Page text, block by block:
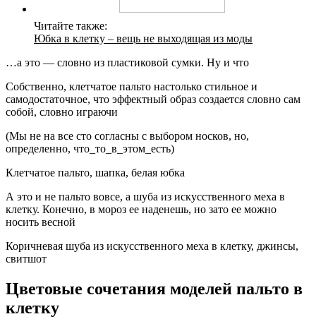
Читайте также:
Юбка в клетку – вещь не выходящая из моды
…а это — словно из пластиковой сумки. Ну и что
Собственно, клетчатое пальто настолько стильное и
самодостаточное, что эффектный образ создается словно сам
собой, словно играючи
(Мы не на все сто согласны с выбором носков, но,
определенно, что_то_в_этом_есть)
Клетчатое пальто, шапка, белая юбка
А это и не пальто вовсе, а шуба из искусственного меха в
клетку. Конечно, в мороз ее наденешь, но зато ее можно
носить весной
Коричневая шуба из искусственного меха в клетку, джинсы,
свитшот
Цветовые сочетания моделей пальто в
клетку